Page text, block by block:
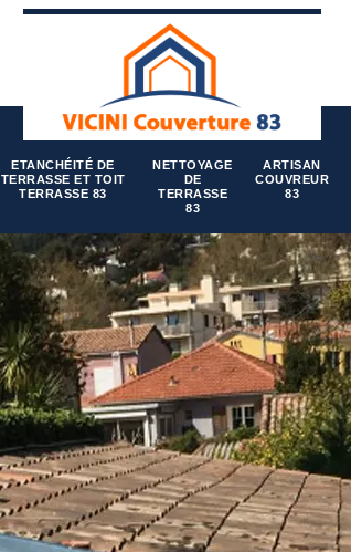
ETANCHÉITÉ DE
TERRASSE ET TOIT
TERRASSE 83
NETTOYAGE
DE
TERRASSE
83
ARTISAN
COUVREUR
83